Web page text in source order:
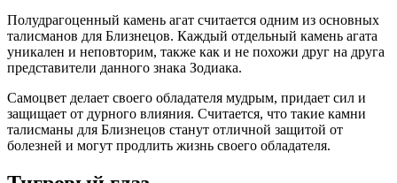
Полудрагоценный камень агат считается одним из основных
талисманов для Близнецов. Каждый отдельный камень агата
уникален и неповторим, также как и не похожи друг на друга
представители данного знака Зодиака.
Самоцвет делает своего обладателя мудрым, придает сил и
защищает от дурного влияния. Считается, что такие камни
талисманы для Близнецов станут отличной защитой от
болезней и могут продлить жизнь своего обладателя.